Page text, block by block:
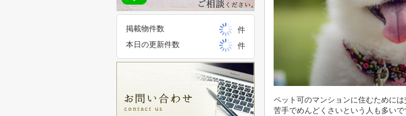
ペット可のマンションに住むために
苦手でめんどくさいという人も多い
掲載物件数
件
本日の更新件数
件